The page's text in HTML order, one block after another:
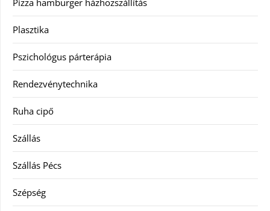
Pizza hamburger házhozszállítás
Plasztika
Pszichológus párterápia
Rendezvénytechnika
Ruha cipő
Szállás
Szállás Pécs
Szépség